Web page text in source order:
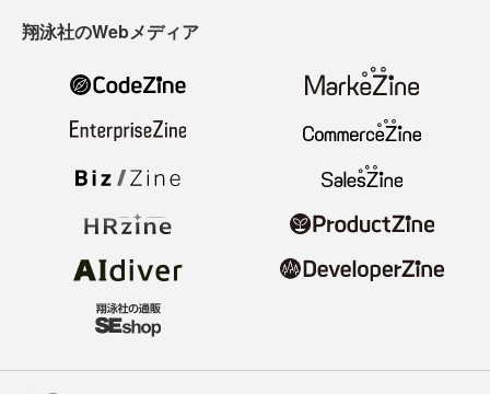
翔泳社のWebメディア